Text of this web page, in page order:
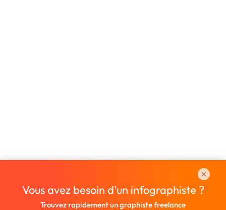
Vous avez besoin d'un infographiste ?
Trouvez rapidement un graphiste freelance